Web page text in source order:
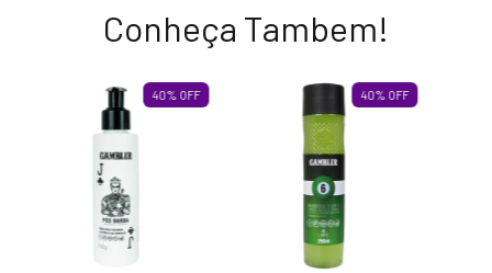
Conheça Tambem!
40% OFF 40% OFF